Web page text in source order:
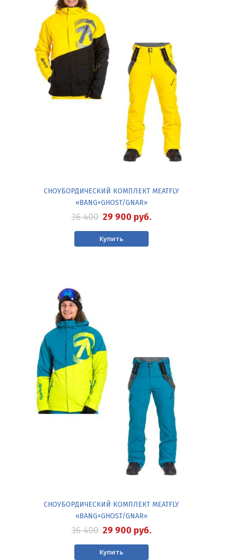
СНОУБОРДИЧЕСКИЙ КОМПЛЕКТ MEATFLY
«BANG+GHOST/GNAR»
36 400 29 900 руб.
Купить
СНОУБОРДИЧЕСКИЙ КОМПЛЕКТ MEATFLY
«BANG+GHOST/GNAR»
36 400 29 900 руб.
Купить